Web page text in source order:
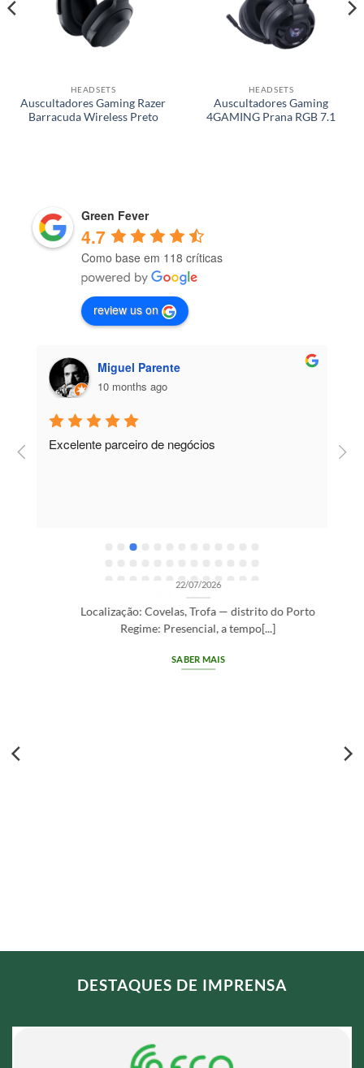
HEADSETS
Auscultadores Gaming Razer
Barracuda Wireless Preto
HEADSETS
Auscultadores Gaming
4GAMING Prana RGB 7.1
Green Fever
4.7
Como base em 118 críticas
review us on
Miguel Parente
10 months ago
Excelente parceiro de negócios
OPORTUNIDADES DE RECRUTAMENTO SEM CATEGORIA
22/07/2026
Localização: Covelas, Trofa — distrito do Porto
Regime: Presencial, a tempo[...]
SABER MAIS
DESTAQUES DE IMPRENSA